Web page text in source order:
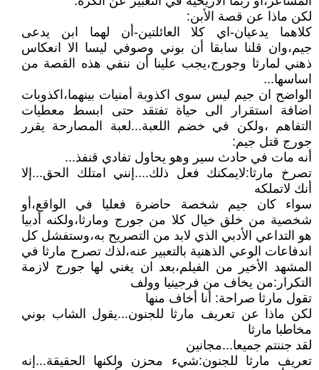
لكن ماذا عن قصة الأبن:
كلاهما يدعيان-اي كلا العائلتين-أن لهما ابن يدعى
جيم،وان قلنا سابقا أن بوني وصوفي ليسا الا انعكاس
ذهني لمارثا وجورج،يجب علينا أن ننفي هذه القصة من
اساسها...
الواضح ان جيم ليس سوى اكذوبة أمنيات بينهما،اكذوبات
اضافة استقرار الى حياة تفتقد حتى ابسط معطيات
التفاهم ،ولكن في خضم اللعبة...لعبة المصارحة يقرر
جورج قتل جيم:
أنه مات في حادث سير وهو يحاول تفادي قنفذ...
تصرخ مارثا:لايمكنك فعل ذلك....إنني امتلك الحق...إلا
أنك لاتملكه
سواء كان جيم شخصة حاضرة فعليا في الواقع،أو
شخصية من خلق خيال كلا من جورج ومارثا،ولكنه أدبيا
هو التداعي الأدبي الذي لابد من التصريح به،وستفشل كل
اندفاعات الوعي الذهنية بالتعبير عنه،لذك تصرح مارثا في
المشهد الأخير من الفيلم،بعد ان يغني لها جورج لازمة
التكرار:من يخاف من فرجينيا وولف
تقول مارثا صراحة: أنا أخاف منها
لكن ماذا عن تعريف مارثا للجنون...يقول الشاب بوني
مخاطبا مارثا
لقد جننتم جميعا...مجانين
تعريف مارثا للجنون:شيء محزن ولكنها الحقيقة...إنه